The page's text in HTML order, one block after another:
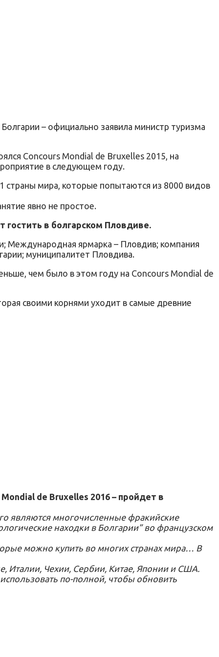
– официально заявила министр туризма
Concours Mondial de Bruxelles 2015, на
в следующем году.
страны мира, которые попытаются из 8000 видов
явно не простое.
гостить в болгарском Пловдиве.
Международная ярмарка – Пловдив; компания
муниципалитет Пловдива.
чем было в этом году на Concours Mondial de
своими корнями уходит в самые древние
de Bruxelles 2016 – пройдет в
являются многочисленные фракийские
находки в Болгарии” во французском
можно купить во многих странах мира… В
Италии, Чехии, Сербии, Китае, Японии и США.
по-полной, чтобы обновить